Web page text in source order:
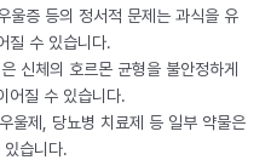
증 등의 정서적 문제는 과식을 유
질 수 있습니다.
신체의 호르몬 균형을 불안정하게
어질 수 있습니다.
울제, 당뇨병 치료제 등 일부 약물은
습니다.